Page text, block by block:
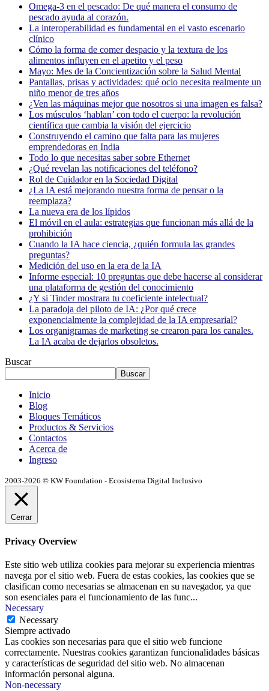
Omega-3 en el pescado: De qué manera el consumo de
pescado ayuda al corazón.
La interoperabilidad es fundamental en el vasto escenario
clínico
Cómo la forma de comer despacio y la textura de los
alimentos influyen en el apetito y el peso
Mayo: Mes de la Concientización sobre la Salud Mental
Pantallas, prisas y actividades: qué ocio necesita realmente un
niño menor de tres años
¿Ven las máquinas mejor que nosotros si una imagen es falsa?
Los músculos ‘hablan’ con todo el cuerpo: la revolución
científica que cambia la visión del ejercicio
Construyendo el camino que falta para las mujeres
emprendedoras en India
Todo lo que necesitas saber sobre Ethernet
¿Qué revelan las notificaciones del teléfono?
Rol de Cuidador en la Sociedad Digital
¿La IA está mejorando nuestra forma de pensar o la
reemplaza?
La nueva era de los lípidos
El móvil en el aula: estrategias que funcionan más allá de la
prohibición
Cuando la IA hace ciencia, ¿quién formula las grandes
preguntas?
Medición del uso en la era de la IA
Informe especial: 10 preguntas que debe hacerse al considerar
una plataforma de gestión del conocimiento
¿Y si Tinder mostrara tu coeficiente intelectual?
La paradoja del piloto de IA: ¿Por qué crece
exponencialmente la complejidad de la IA empresarial?
Los organigramas de marketing se crearon para los canales.
La IA acaba de dejarlos obsoletos.
Buscar
Buscar
Inicio
Blog
Bloques Temáticos
Productos & Servicios
Contactos
Acerca de
Ingreso
2003-2026 © KW Foundation - Ecosistema Digital Inclusivo
Cerrar
Privacy Overview
Este sitio web utiliza cookies para mejorar su experiencia mientras
navega por el sitio web. Fuera de estas cookies, las cookies que se
clasifican como necesarias se almacenan en su navegador, ya que
son esenciales para el funcionamiento de las func...
Necessary
Necessary
Siempre activado
Las cookies son necesarias para que el sitio web funcione
correctamente. Nuestras cookies garantizan funcionalidades básicas
y características de seguridad del sitio web. No almacenan
información personal alguna.
Non-necessary